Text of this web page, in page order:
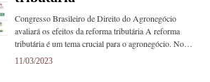
Congresso Brasileiro de Direito do Agronegócio
avaliará os efeitos da reforma tributária A reforma
tributária é um tema crucial para o agronegócio. No…
11/03/2023